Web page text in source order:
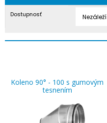
Dostupnosť Nezáleží
Koleno 90° - 100 s gumovým
tesnením